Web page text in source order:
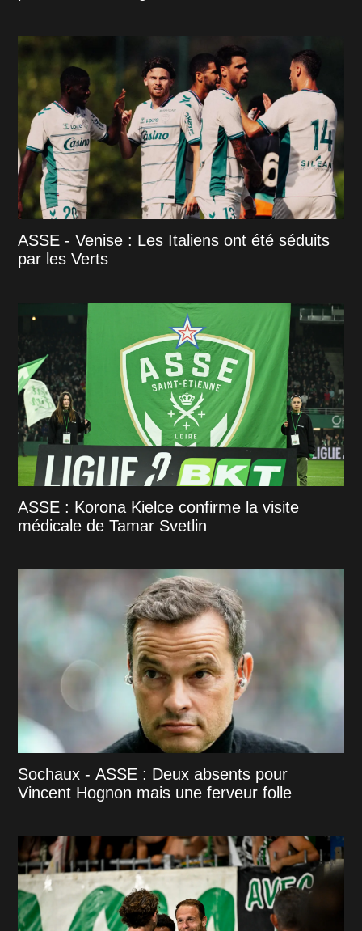
ASSE - Venise : Les Italiens ont été séduits
par les Verts
ASSE : Korona Kielce confirme la visite
médicale de Tamar Svetlin
Sochaux - ASSE : Deux absents pour
Vincent Hognon mais une ferveur folle